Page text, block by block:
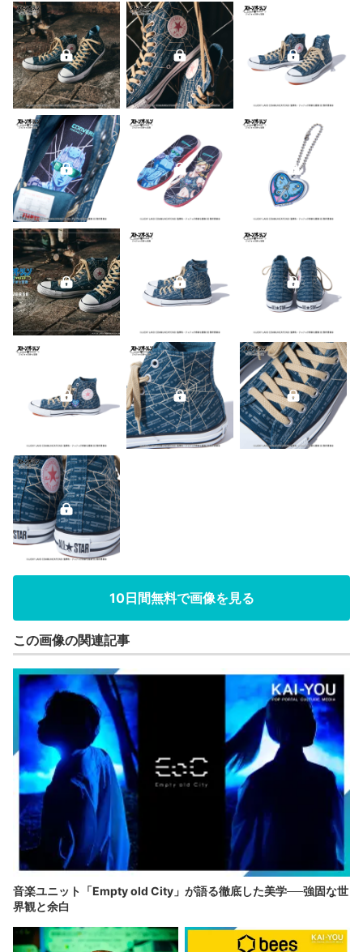
10日間無料で画像を見る
この画像の関連記事
音楽ユニット「Empty old City」が語る徹底した美学──強固な世
界観と余白